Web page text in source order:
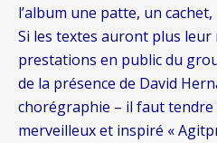
l’album une patte, un
Si les textes auront plus leur
prestations en public du
de la présence de David
chorégraphie – il faut tendre
merveilleux et inspiré «